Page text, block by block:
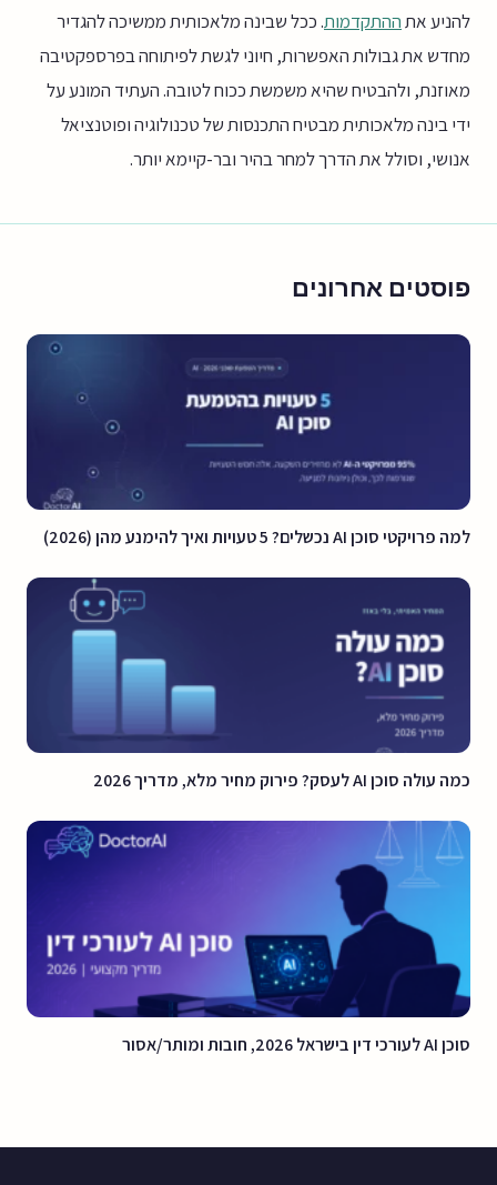
להניע אתההתקדמות. ככל שבינה מלאכותית ממשיכה להגדיר
מחדש את גבולות האפשרות, חיוני לגשת לפיתוחה בפרספקטיבה
מאוזנת, ולהבטיח שהיא משמשת ככוח לטובה. העתיד המונע על
ידי בינה מלאכותית מבטיח התכנסות של טכנולוגיה ופוטנציאל
אנושי, וסולל את הדרך למחר בהיר ובר-קיימא יותר.
פוסטים אחרונים
למה פרויקטי סוכן AI נכשלים? 5 טעויות ואיך להימנע מהן (2026)
כמה עולה סוכן AI לעסק? פירוק מחיר מלא, מדריך 2026
סוכן AI לעורכי דין בישראל 2026, חובות ומותר/אסור